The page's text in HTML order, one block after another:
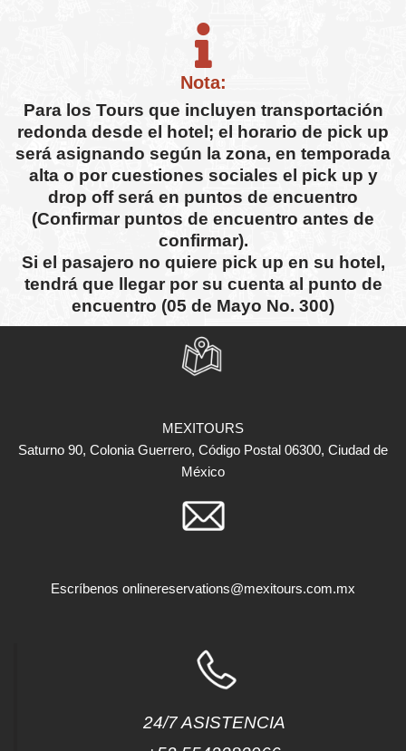
Nota:
Para los Tours que incluyen transportación
redonda desde el hotel; el horario de pick up
será asignando según la zona, en temporada
alta o por cuestiones sociales el pick up y
drop off será en puntos de encuentro
(Confirmar puntos de encuentro antes de
confirmar).
Si el pasajero no quiere pick up en su hotel,
tendrá que llegar por su cuenta al punto de
encuentro (05 de Mayo No. 300)
MEXITOURS
Saturno 90, Colonia Guerrero, Código Postal 06300, Ciudad de
México
Escríbenos onlinereservations@mexitours.com.mx
24/7 ASISTENCIA